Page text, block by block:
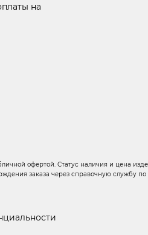
на
офертой. Статус наличия и цена
заказа через справочную службу